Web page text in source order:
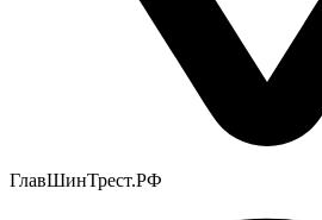
ГлавШинТрест.РФ